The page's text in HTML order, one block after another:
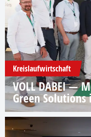
Kreislaufwirtschaft
VOLL DABEI —
Green Solutions